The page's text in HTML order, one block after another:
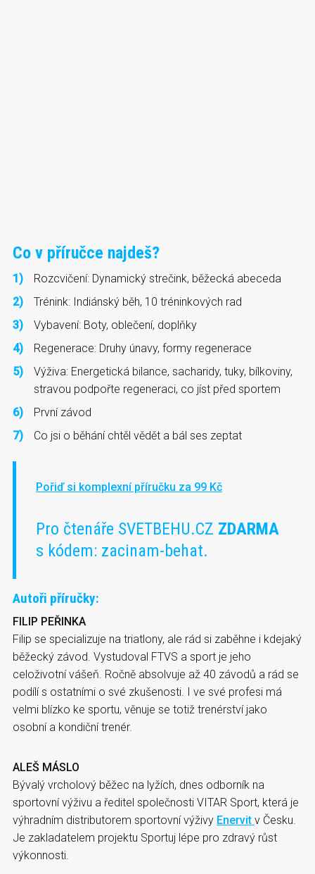
Co v příručce najdeš?
Rozcvičení: Dynamický strečink, běžecká abeceda
Trénink: Indiánský běh, 10 tréninkových rad
Vybavení: Boty, oblečení, doplňky
Regenerace: Druhy únavy, formy regenerace
Výživa: Energetická bilance, sacharidy, tuky, bílkoviny,
stravou podpořte regeneraci, co jíst před sportem
První závod
Co jsi o běhání chtěl vědět a bál ses zeptat
Pořiď si komplexní příručku za 99 Kč
Pro čtenáře SVETBEHU.CZ ZDARMA
s kódem: zacinam-behat.
Autoři příručky:
FILIP PEŘINKA
Filip se specializuje na triatlony, ale rád si zaběhne i kdejaký
běžecký závod. Vystudoval FTVS a sport je jeho
celoživotní vášeň. Ročně absolvuje až 40 závodů a rád se
podílí s ostatními o své zkušenosti. I ve své profesi má
velmi blízko ke sportu, věnuje se totiž trenérství jako
osobní a kondiční trenér.
ALEŠ MÁSLO
Bývalý vrcholový běžec na lyžích, dnes odborník na
sportovní výživu a ředitel společnosti VITAR Sport, která je
výhradním distributorem sportovní výživy Enervit v Česku.
Je zakladatelem projektu Sportuj lépe pro zdravý růst
výkonnosti.